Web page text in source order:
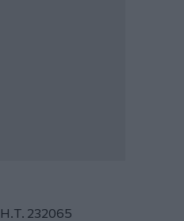
232065